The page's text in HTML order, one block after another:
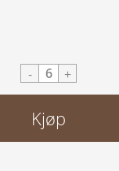
- +
Kjøp